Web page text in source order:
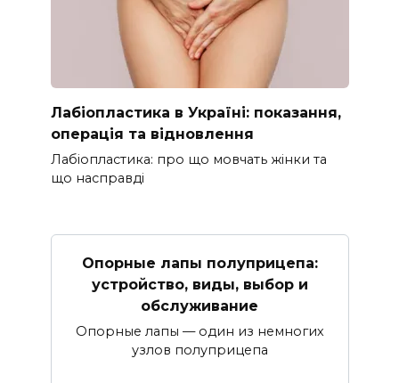
Лабіопластика в Україні: показання,
операція та відновлення
Лабіопластика: про що мовчать жінки та
що насправді
Опорные лапы полуприцепа:
устройство, виды, выбор и
обслуживание
Опорные лапы — один из немногих
узлов полуприцепа